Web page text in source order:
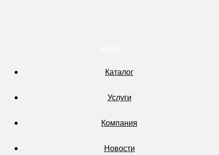
Каталог
Услуги
Компания
Новости